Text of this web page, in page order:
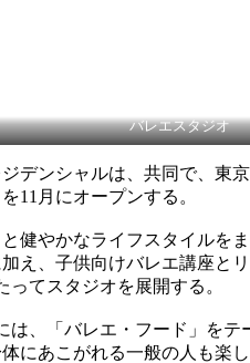
バレエスタジオ
デンシャルは、共同で、東
11月にオープンする。
健やかなライフスタイルを
え、子供向けバレエ講座と
ってスタジオを展開する。
は、「バレエ・フード」を
にあこがれる一般の人も楽